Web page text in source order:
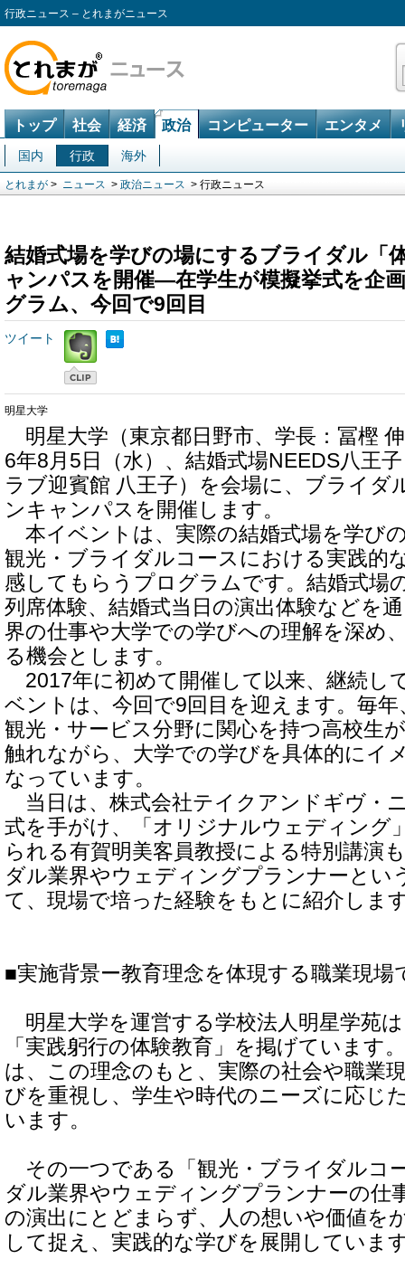
行政ニュース – とれまがニュース
トップ 社会 経済 政治 コンピューター エンタメ
国内 行政 海外
とれまが > ニュース > 政治ニュース > 行政ニュース
結婚式場を学びの場にするブライダル「
ャンパスを開催―在学生が模擬挙式を企
グラム、今回で9回目
ツイート
明星大学
明星大学（東京都日野市、学長：冨樫
6年8月5日（水）、結婚式場NEEDS八王
ラブ迎賓館 八王子）を会場に、ブライダ
ンキャンパスを開催します。
本イベントは、実際の結婚式場を学び
観光・ブライダルコースにおける実践的
感してもらうプログラムです。結婚式場
列席体験、結婚式当日の演出体験などを
界の仕事や大学での学びへの理解を深め
る機会とします。
2017年に初めて開催して以来、継続し
ベントは、今回で9回目を迎えます。毎
観光・サービス分野に関心を持つ高校生
触れながら、大学での学びを具体的にイ
なっています。
当日は、株式会社テイクアンドギヴ・
式を手がけ、「オリジナルウェディング
られる有賀明美客員教授による特別講演
ダル業界やウェディングプランナーとい
て、現場で培った経験をもとに紹介しま
■実施背景ー教育理念を体現する職業現場
明星大学を運営する学校法人明星学苑
「実践躬行の体験教育」を掲げています
は、この理念のもと、実際の社会や職業
びを重視し、学生や時代のニーズに応じ
います。
その一つである「観光・ブライダルコ
ダル業界やウェディングプランナーの仕
の演出にとどまらず、人の想いや価値を
して捉え、実践的な学びを展開していま